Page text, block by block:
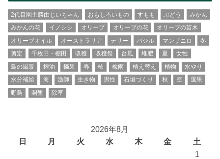
2代目園主勝由じいちゃん おもしろいもの すもも ぶどう
みかん
みかんの花
イノシシ オリーブ オリーブの花
オリーブの苗木
オリーブオイル
オーストラリア テリー バジル マンザニロ
冬
剪定
千枚田・棚田 収穫 収穫祭 台風 堆肥 夏
女性
島の風景
搾油 摘果 春 柿 梅雨 植え替え 植物
水やり
水分補給
海 漁師 生き物 男性 石垣づくり 秋 空
選果
野鳥
開墾 除草
2026年8月
日
月 火 水 木 金 土
1